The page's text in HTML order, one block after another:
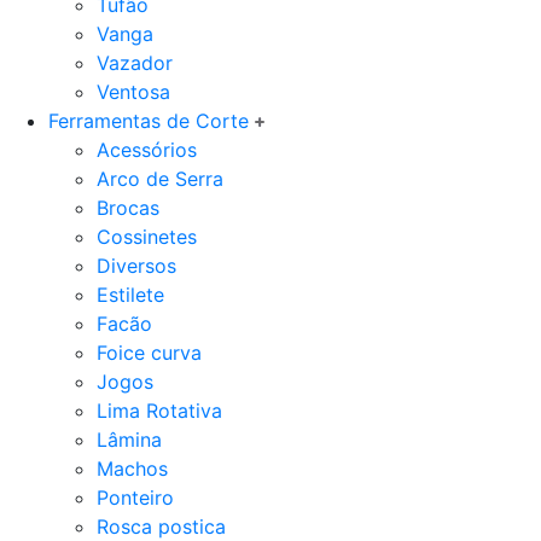
Tufão
Vanga
Vazador
Ventosa
Ferramentas de Corte
Acessórios
Arco de Serra
Brocas
Cossinetes
Diversos
Estilete
Facão
Foice curva
Jogos
Lima Rotativa
Lâmina
Machos
Ponteiro
Rosca postica